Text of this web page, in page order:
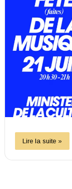
Lire la suite »